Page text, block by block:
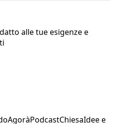
alle tue esigenze e
AgoràPodcastChiesaIdee e